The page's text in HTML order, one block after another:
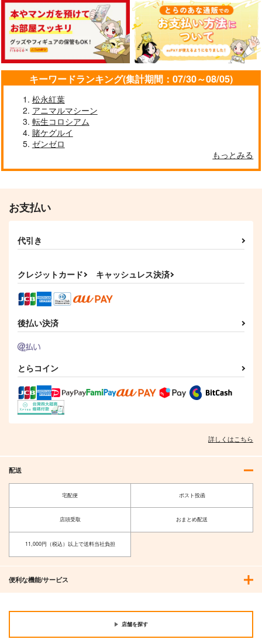
キーワードランキング(集計期間：07/30～08/05)
松永紅葉
アニマルマシーン
転生コロシアム
賭ケグルイ
ゼンゼロ
もっとみる
お支払い
代引き
クレジットカード キャッシュレス決済
後払い決済
とらコイン
詳しくはこちら
配送
宅配便 ポスト投函
店頭受取 おまとめ配送
11,000円（税込）以上で送料当社負担
便利な機能/サービス
店舗を探す